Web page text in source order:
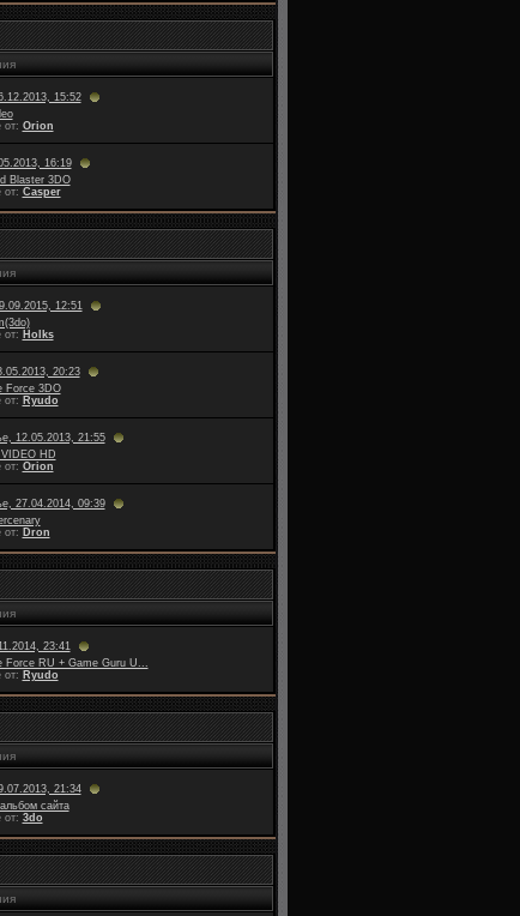
15:52
от: Orion
16:19
Blaster 3DO
от: Casper
12:51
от: Holks
20:23
Force 3DO
от: Ryudo
12.05.2013, 21:55
HD
от: Orion
27.04.2014, 09:39
от: Dron
23:41
Force RU + Game Guru U...
от: Ryudo
21:34
сайта
от: 3do